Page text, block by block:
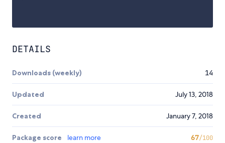
DETAILS
Downloads (weekly) 14
Updated July 13, 2018
Created January 7, 2018
Package score learn more 67/100